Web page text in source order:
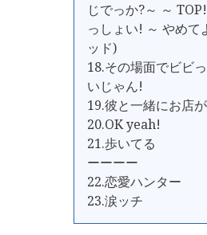
じでっか?～ ～
っしょい! ～ やめて
ッド)
18.その場面でビビ
いじゃん!
19.彼と一緒にお店
20.OK yeah!
21.歩いてる
ーーーー
22.恋愛ハンター
23.涙ッチ